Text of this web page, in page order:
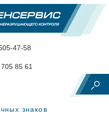
47-58
85 61
контроль
знаков